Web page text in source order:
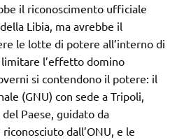
il riconoscimento ufficiale
Libia, ma avrebbe il
le lotte di potere all’interno di
l’effetto domino
si contendono il potere: il
(GNU) con sede a Tripoli,
Paese, guidato da
dall’ONU, e le